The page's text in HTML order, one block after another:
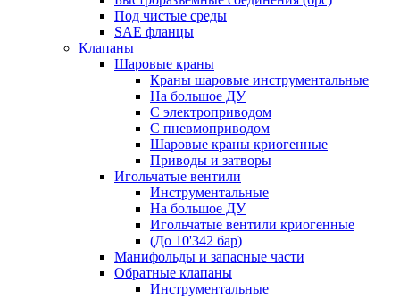
Под чистые среды
SAE фланцы
Клапаны
Шаровые краны
Краны шаровые инструментальные
На большое ДУ
С электроприводом
С пневмоприводом
Шаровые краны криогенные
Приводы и затворы
Игольчатые вентили
Инструментальные
На большое ДУ
Игольчатые вентили криогенные
(До 10'342 бар)
Манифольды и запасные части
Обратные клапаны
Инструментальные